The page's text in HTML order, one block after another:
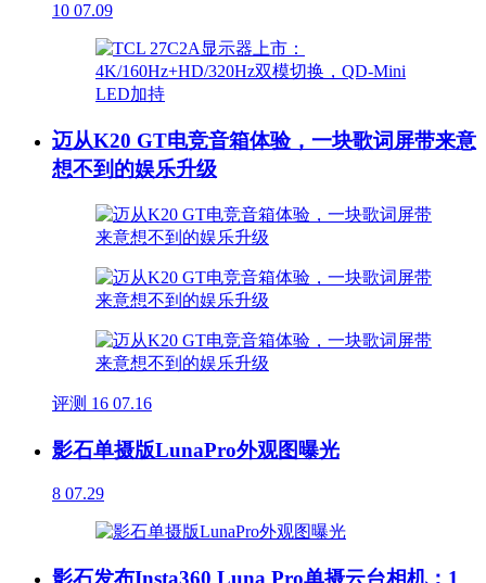
10 07.09
迈从K20 GT电竞音箱体验，一块歌词屏带来意
想不到的娱乐升级
评测 16 07.16
影石单摄版LunaPro外观图曝光
8 07.29
影石发布Insta360 Luna Pro单摄云台相机：1